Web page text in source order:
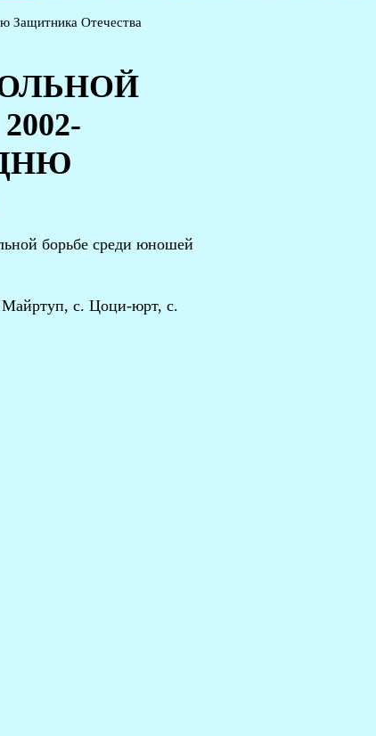
Защитника Отечества
борьбе среди юношей
с. Цоци-юрт, с.